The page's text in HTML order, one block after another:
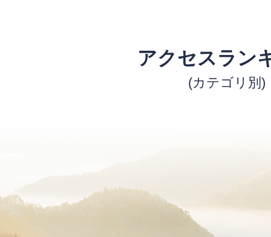
アクセスラン
(カテゴリ別)